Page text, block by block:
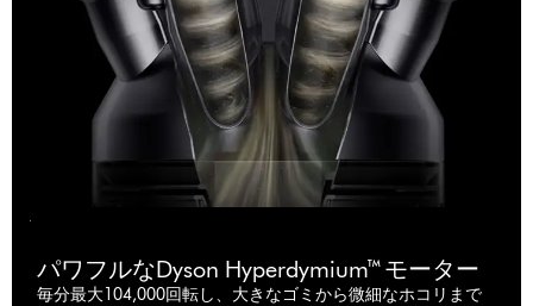
パワフルなDyson Hyperdymium™ モーター
毎分最大104,000回転し、大きなゴミから微細なホコリまで